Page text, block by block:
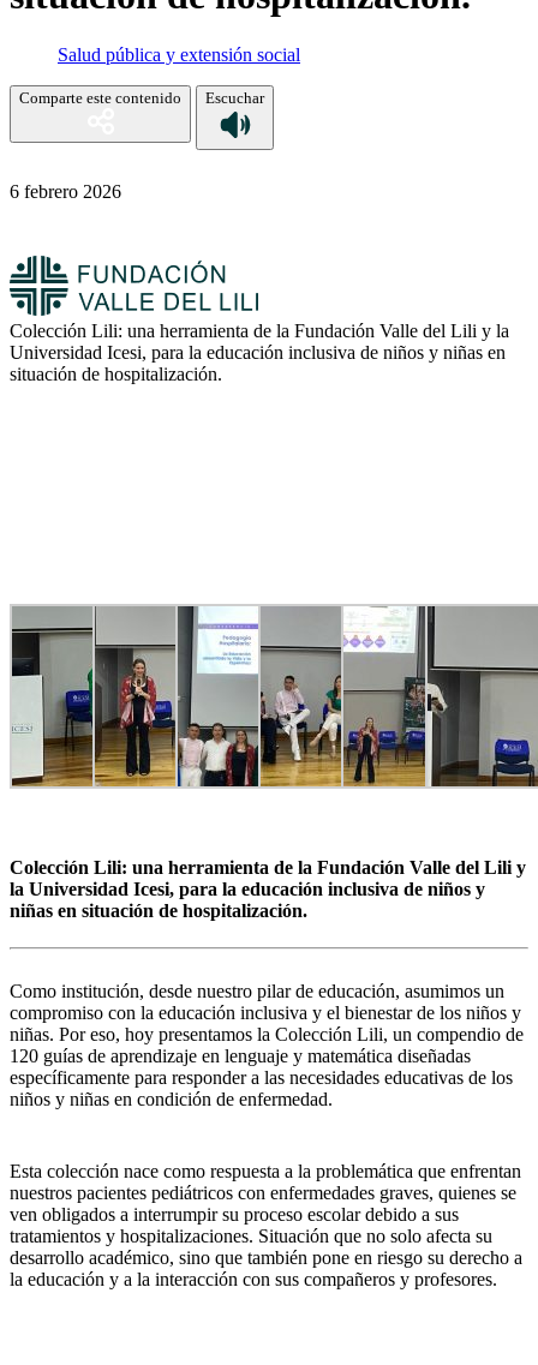
Salud pública y extensión social
Comparte este contenido Escuchar
6 febrero 2026
Colección Lili: una herramienta de la Fundación Valle del Lili y la
Universidad Icesi, para la educación inclusiva de niños y niñas en
situación de hospitalización.
Colección Lili: una herramienta de la Fundación Valle del Lili y
la Universidad Icesi, para la educación inclusiva de niños y
niñas en situación de hospitalización.
Como institución, desde nuestro pilar de educación, asumimos un
compromiso con la educación inclusiva y el bienestar de los niños y
niñas. Por eso, hoy presentamos la Colección Lili, un compendio de
120 guías de aprendizaje en lenguaje y matemática diseñadas
específicamente para responder a las necesidades educativas de los
niños y niñas en condición de enfermedad.
Esta colección nace como respuesta a la problemática que enfrentan
nuestros pacientes pediátricos con enfermedades graves, quienes se
ven obligados a interrumpir su proceso escolar debido a sus
tratamientos y hospitalizaciones. Situación que no solo afecta su
desarrollo académico, sino que también pone en riesgo su derecho a
la educación y a la interacción con sus compañeros y profesores.